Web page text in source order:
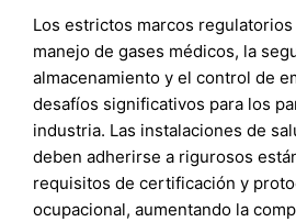
Los estrictos marcos
manejo de gases médicos, la
almacenamiento y el control de
desafíos significativos para los
industria. Las instalaciones de
deben adherirse a rigurosos
requisitos de certificación y
ocupacional, aumentando la